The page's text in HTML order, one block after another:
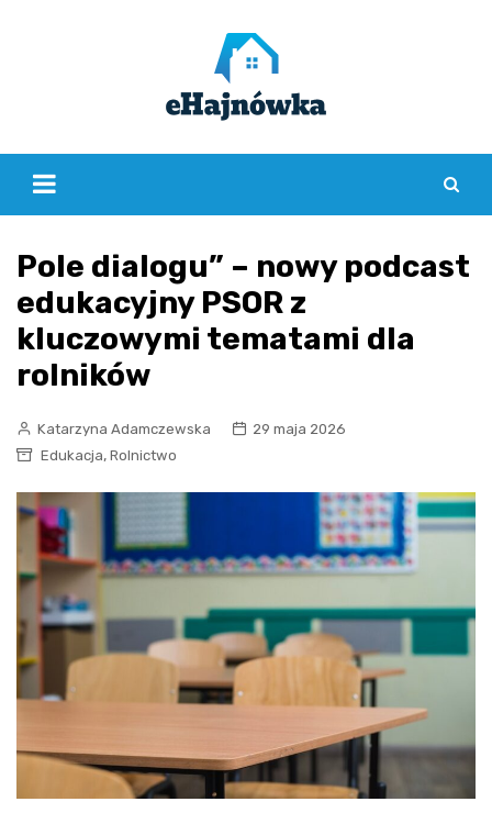
Pole dialogu” – nowy podcast
edukacyjny PSOR z
kluczowymi tematami dla
rolników
Katarzyna Adamczewska
29 maja 2026
Edukacja, Rolnictwo